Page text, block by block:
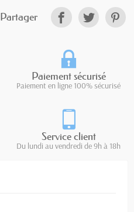
Partager
Paiement sécurisé
Paiement en ligne 100% sécurisé
Service client
Du lundi au vendredi de 9h à 18h